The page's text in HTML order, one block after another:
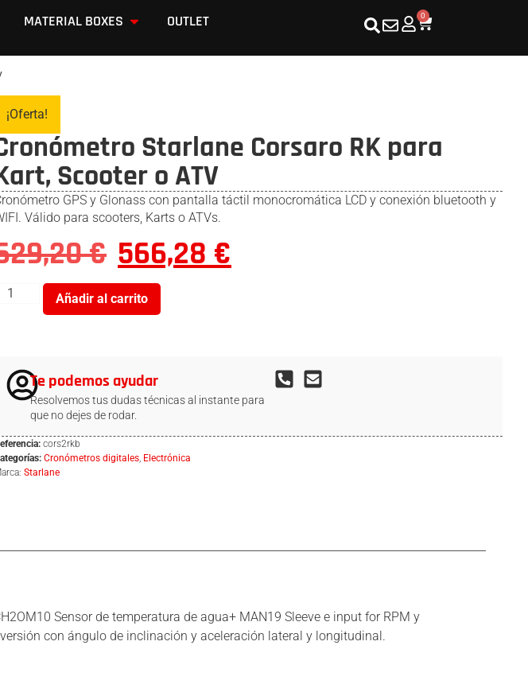
MATERIAL BOXES OUTLET 0
¡Oferta!
Starlane Corsaro RK para
Scooter o ATV
GPS y Glonass con pantalla táctil monocromática LCD y conexión bluetooth y
Válido para scooters, Karts o ATVs.
€ 566,28€
Añadir al carrito
Te podemos ayudar
Resolvemos tus dudas técnicas al instante para
que no dejes de rodar.
cors2rkb
Cronómetros digitales, Electrónica
Starlane
Sensor de temperatura de agua+ MAN19 Sleeve e input for RPM y
con ángulo de inclinación y aceleración lateral y longitudinal.